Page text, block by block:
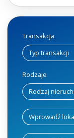
Transakcja
Rodzaje